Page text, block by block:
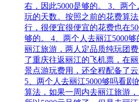
右，因此5000是够的。 3、两
玩的天数。按照之前的花费算
行，很便宜很便宜的花费也在
够的。 4、两个人去丽江5000
丽江旅游，两人定品质纯玩团
了重庆往返丽江的飞机票，在
景点游玩费用，还全程配备了
5、两个人去丽江5000够吗看
算法，如果一周内去丽江旅游，